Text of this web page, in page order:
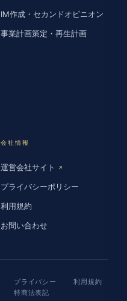
IM作成・セカンドオピニオン
事業計画策定・再生計画
会社情報
運営会社サイト ↗
プライバシーポリシー
利用規約
お問い合わせ
プライバシー
利用規約
特商法表記